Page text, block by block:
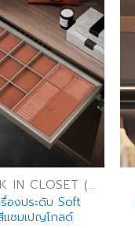
ลิ้นชัก WALK IN CLOSET (ลิ้นชักเก็บของ)
รื่องประดับ Soft
ชมเปญโกลด์